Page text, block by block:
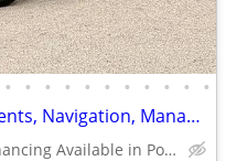
• • • • • • • • • • •
2023 Ford Edge SEL - No Accidents, Navigation, Manager Demo
(In-House Financing Available in Port Coquitlam)